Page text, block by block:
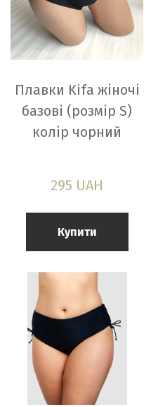
Плавки Kifa жіночі
базові (розмір S)
колір чорний
295 UAH
Купити